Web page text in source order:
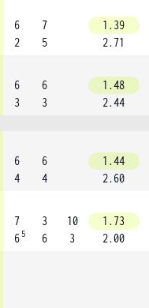
6
2
7
5
1.39
2.71
6
3
6
3
1.48
2.44
6
4
6
4
1.44
2.60
7
6 5
3
6
10
3
1.73
2.00